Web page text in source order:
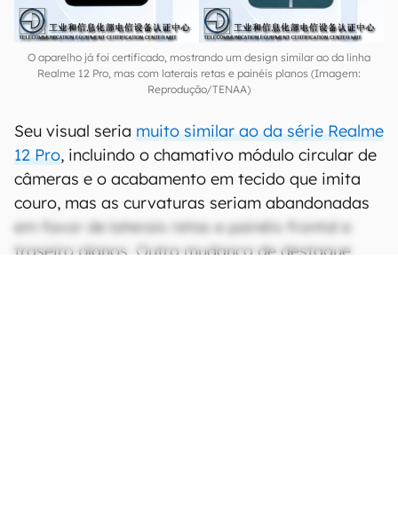
O aparelho já foi certificado, mostrando um design similar ao da linha
Realme 12 Pro, mas com laterais retas e painéis planos (Imagem:
Reprodução/TENAA)
Seu visual seria muito similar ao da série Realme
12 Pro, incluindo o chamativo módulo circular de
câmeras e o acabamento em tecido que imita
couro, mas as curvaturas seriam abandonadas
em favor de laterais retas e painéis frontal e
traseiro planos. Outra mudança de destaque